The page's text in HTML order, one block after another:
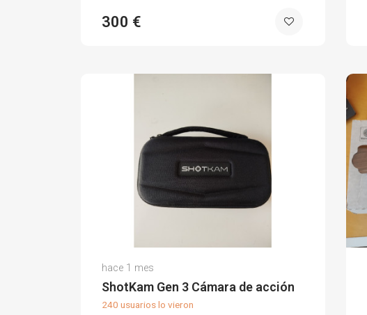
300 €
(0)
hace 1 mes
ShotKam Gen 3 Cámara de acción
240 usuarios lo vieron